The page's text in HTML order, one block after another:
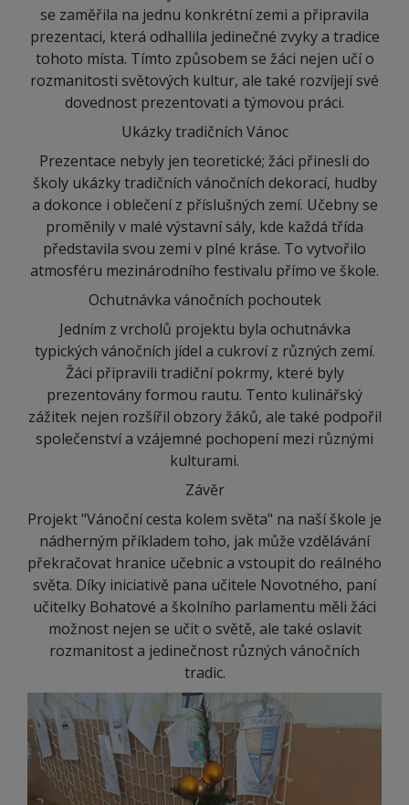
se zaměřila na jednu konkrétní zemi a připravila
prezentaci, která odhallila jedinečné zvyky a tradice
tohoto místa. Tímto způsobem se žáci nejen učí o
rozmanitosti světových kultur, ale také rozvíjejí své
dovednost prezentovati a týmovou práci.
Ukázky tradičních Vánoc
Prezentace nebyly jen teoretické; žáci přinesli do
školy ukázky tradičních vánočních dekorací, hudby
a dokonce i oblečení z příslušných zemí. Učebny se
proměnily v malé výstavní sály, kde každá třída
představila svou zemi v plné kráse. To vytvořilo
atmosféru mezinárodního festivalu přímo ve škole.
Ochutnávka vánočních pochoutek
Jedním z vrcholů projektu byla ochutnávka
typických vánočních jídel a cukroví z různých zemí.
Žáci připravili tradiční pokrmy, které byly
prezentovány formou rautu. Tento kulinářský
zážitek nejen rozšířil obzory žáků, ale také podpořil
společenství a vzájemné pochopení mezi různými
kulturami.
Závěr
Projekt "Vánoční cesta kolem světa" na naší škole je
nádherným příkladem toho, jak může vzdělávání
překračovat hranice učebnic a vstoupit do reálného
světa. Díky iniciativě pana učitele Novotného, paní
učitelky Bohatové a školního parlamentu měli žáci
možnost nejen se učit o světě, ale také oslavit
rozmanitost a jedinečnost různých vánočních
tradic.